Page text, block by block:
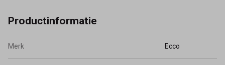
Productinformatie
Merk Ecco